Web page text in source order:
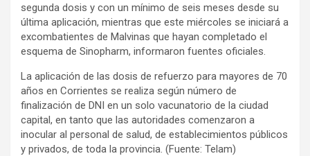
segunda dosis y con un mínimo de seis meses desde su
última aplicación, mientras que este miércoles se iniciará a
excombatientes de Malvinas que hayan completado el
esquema de Sinopharm, informaron fuentes oficiales.
La aplicación de las dosis de refuerzo para mayores de 70
años en Corrientes se realiza según número de
finalización de DNI en un solo vacunatorio de la ciudad
capital, en tanto que las autoridades comenzaron a
inocular al personal de salud, de establecimientos públicos
y privados, de toda la provincia. (Fuente: Telam)